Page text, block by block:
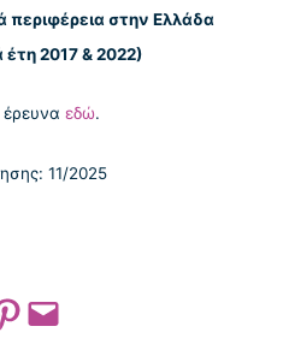
στην Ελλάδα
έτη 2017 & 2022)
έρευνα εδώ.
11/2025
Pocketon Pinterest
Email this Page